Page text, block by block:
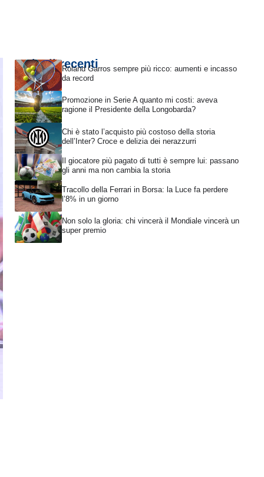
Articoli recentiRoland Garros sempre più ricco: aumenti e incasso
da record
Promozione in Serie A quanto mi costi: aveva
ragione il Presidente della Longobarda?
Chi è stato l’acquisto più costoso della storia
dell’Inter? Croce e delizia dei nerazzurri
Il giocatore più pagato di tutti è sempre lui: passano
gli anni ma non cambia la storia
Tracollo della Ferrari in Borsa: la Luce fa perdere
l’8% in un giorno
Non solo la gloria: chi vincerà il Mondiale vincerà un
super premio